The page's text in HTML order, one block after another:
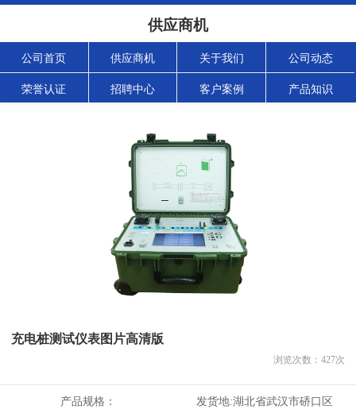
供应商机
公司首页 供应商机 关于我们 公司动态
荣誉认证 招聘中心 客户案例 产品知识
充电桩测试仪表图片高清版
浏览次数： 427次
产品规格： 发货地:湖北省武汉市硚口区